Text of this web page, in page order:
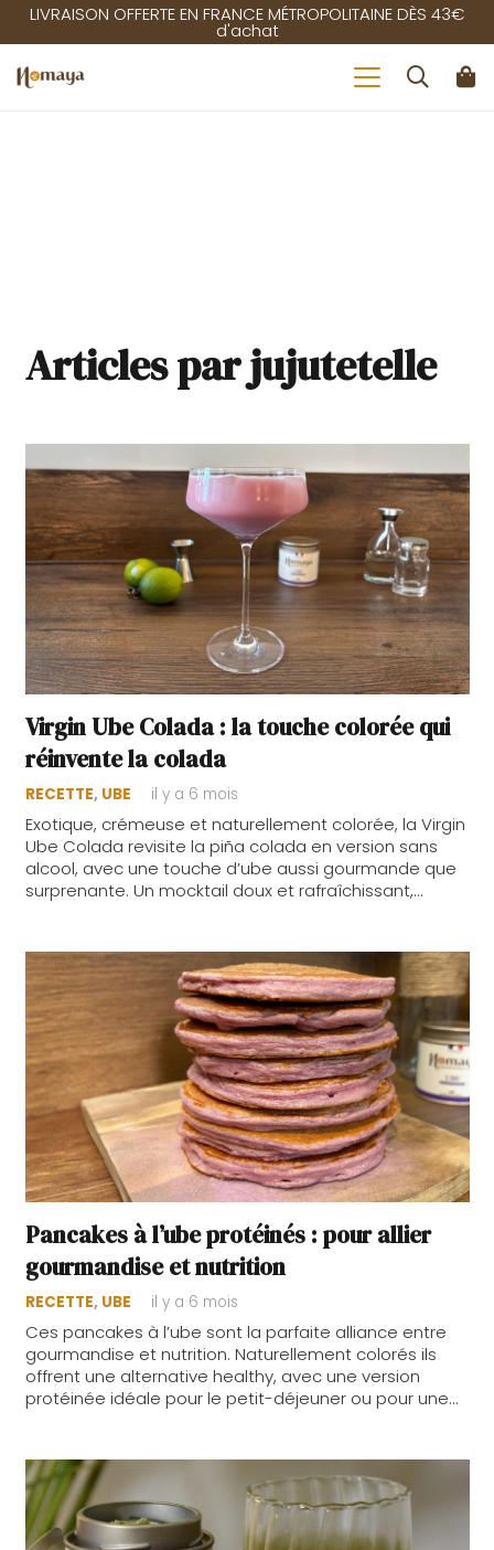
LIVRAISON OFFERTE EN FRANCE MÉTROPOLITAINE DÈS 43€
d'achat
Articles par jujutetelle
Virgin Ube Colada : la touche colorée qui
réinvente la colada
RECETTE, UBE il y a 6 mois
Exotique, crémeuse et naturellement colorée, la Virgin
Ube Colada revisite la piña colada en version sans
alcool, avec une touche d’ube aussi gourmande que
surprenante. Un mocktail doux et rafraîchissant,…
Pancakes à l’ube protéinés : pour allier
gourmandise et nutrition
RECETTE, UBE il y a 6 mois
Ces pancakes à l’ube sont la parfaite alliance entre
gourmandise et nutrition. Naturellement colorés ils
offrent une alternative healthy, avec une version
protéinée idéale pour le petit-déjeuner ou pour une…